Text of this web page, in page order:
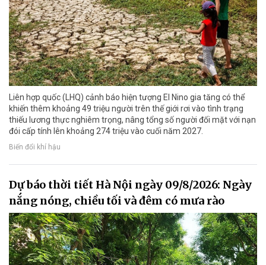
Liên hợp quốc (LHQ) cảnh báo hiện tượng El Nino gia tăng có thể
khiến thêm khoảng 49 triệu người trên thế giới rơi vào tình trạng
thiếu lương thực nghiêm trọng, nâng tổng số người đối mặt với nạn
đói cấp tính lên khoảng 274 triệu vào cuối năm 2027.
Biến đổi khí hậu
Dự báo thời tiết Hà Nội ngày 09/8/2026: Ngày
nắng nóng, chiều tối và đêm có mưa rào